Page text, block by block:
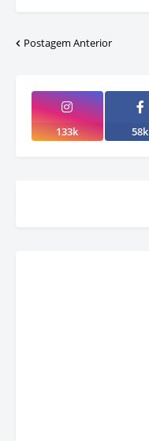
Postagem Anterior
133k 58k